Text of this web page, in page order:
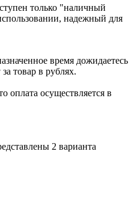
только "наличный
надежный для
время дожидаетесь
товар в рублях.
оплата осуществляется в
2 варианта